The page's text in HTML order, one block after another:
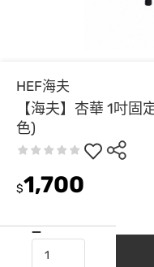
HEF海夫
【海夫】杏華 1吋
色)
$1,700